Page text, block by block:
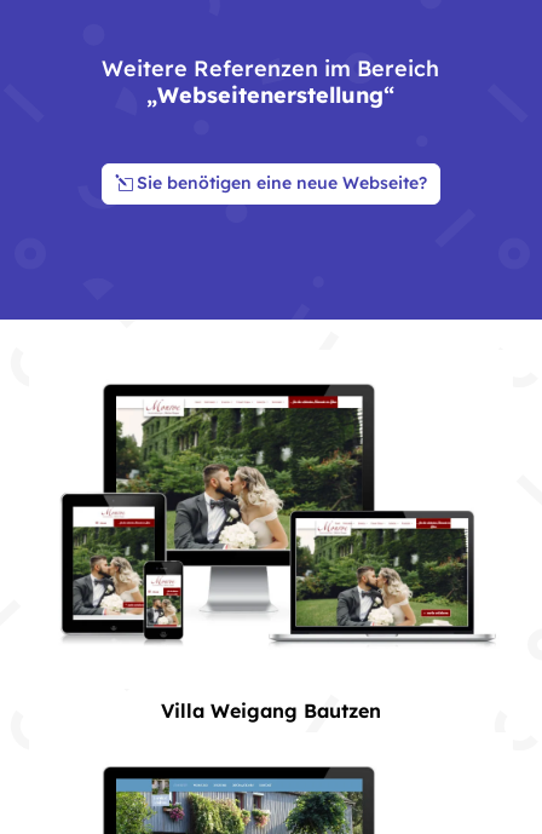
Weitere Referenzen im Bereich
„Webseitenerstellung“
Sie benötigen eine neue Webseite?
Villa Weigang Bautzen